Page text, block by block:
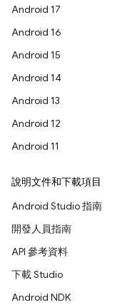
Android 17
Android 16
Android 15
Android 14
Android 13
Android 12
Android 11
說明文件和下載項目
Android Studio 指南
開發人員指南
API 參考資料
下載 Studio
Android NDK